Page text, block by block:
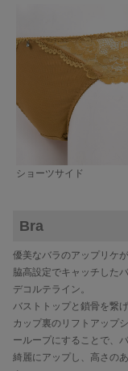
ショーツサイド
Bra
優美なバラのアップリケ
脇高設定でキャッチした
デコルテライン。
バストトップと鎖骨を繋
カップ裏のリフトアップ
ーループにすることで、
綺麗にアップし、高さの